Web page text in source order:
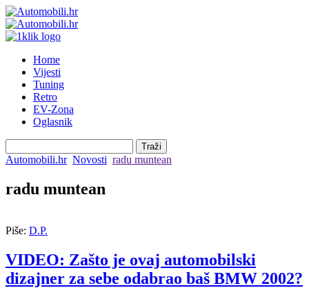
Home
Vijesti
Tuning
Retro
EV-Zona
Oglasnik
Automobili.hr Novosti radu muntean
radu muntean
Piše: D.P.
VIDEO: Zašto je ovaj automobilski
dizajner za sebe odabrao baš BMW 2002?